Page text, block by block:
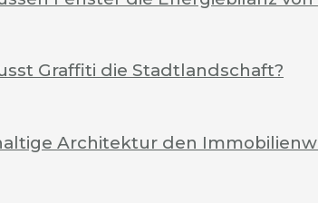
Graffiti die Stadtlandschaft?
Architektur den